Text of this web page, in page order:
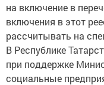
на включение в
включения в этот
рассчитывать на
В Республике
при поддержке
социальные